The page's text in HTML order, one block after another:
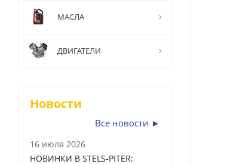
МАСЛА
ДВИГАТЕЛИ
Новости
Все новости ►
16 июля 2026
НОВИНКИ В STELS-PITER: